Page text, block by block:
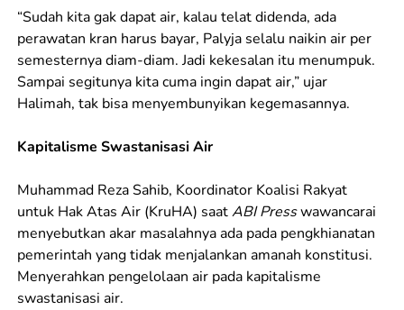
“Sudah kita gak dapat air, kalau telat didenda, ada
perawatan kran harus bayar, Palyja selalu naikin air per
semesternya diam-diam. Jadi kekesalan itu menumpuk.
Sampai segitunya kita cuma ingin dapat air,” ujar
Halimah, tak bisa menyembunyikan kegemasannya.
Kapitalisme Swastanisasi Air
Muhammad Reza Sahib, Koordinator Koalisi Rakyat
untuk Hak Atas Air (KruHA) saatABI Presswawancarai
menyebutkan akar masalahnya ada pada pengkhianatan
pemerintah yang tidak menjalankan amanah konstitusi.
Menyerahkan pengelolaan air pada kapitalisme
swastanisasi air.